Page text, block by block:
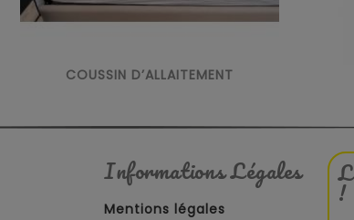
COUSSIN D’ALLAITEMENT
Informations Légales
Mentions légales
!